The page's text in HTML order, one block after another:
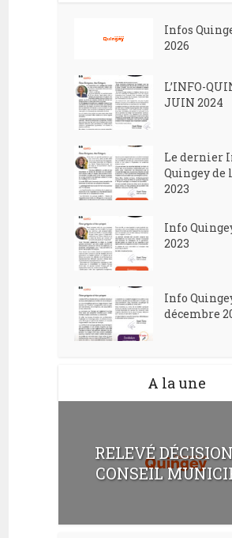
Infos
2026
L’INFO-
JUIN 2024
Le dernier
Quingey de
2023
Info
2023
Info
décembre
A la une
RELEVÉ
CONSEIL